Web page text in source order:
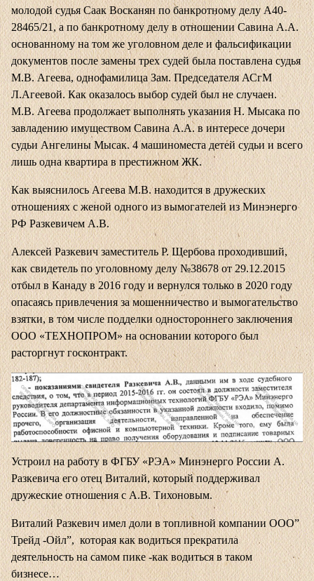
молодой судья Саак Восканян по банкротному делу А40-
28465/21, а по банкротному делу в отношении Савина А.А.
основанному на том же уголовном деле и фальсификации
документов после замены трех судей была поставлена судья
М.В. Агеева, однофамилица Зам. Председателя АСгМ
Л.Агеевой. Как оказалось выбор судей был не случаен.
М.В. Агеева продолжает выполнять указания Н. Мысака по
завладению имуществом Савина А.А. в интересе дочери
судьи Ангелины Мысак. 4 машиноместа детей судьи и всего
лишь одна квартира в престижном ЖК.
Как выяснилось Агеева М.В. находится в дружеских
отношениях с женой одного из вымогателей из Минэнерго
РФ Разкевичем А.В.
Алексей Разкевич заместитель Р. Щербова проходивший,
как свидетель по уголовному делу №38678 от 29.12.2015
отбыл в Канаду в 2016 году и вернулся только в 2020 году
опасаясь привлечения за мошенничество и вымогательство
взятки, в том числе подделки одностороннего заключения
ООО «ТЕХНОПРОМ» на основании которого был
расторгнут госконтракт.
Устроил на работу в ФГБУ «РЭА» Минэнерго России А.
Разкевича его отец Виталий, который поддерживал
дружеские отношения с А.В. Тихоновым.
Виталий Разкевич имел доли в топливной компании ООО”
Трейд -Ойл”, которая как водиться прекратила
деятельность на самом пике -как водиться в таком
бизнесе…